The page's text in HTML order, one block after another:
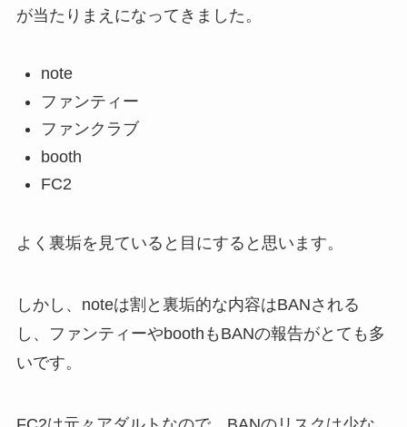
が当たりまえになってきました。
note
ファンティー
ファンクラブ
booth
FC2
よく裏垢を見ていると目にすると思います。
しかし、 noteは割と裏垢的な内容はBANされる
し、ファンティーやboothもBANの報告がとても多
いです。